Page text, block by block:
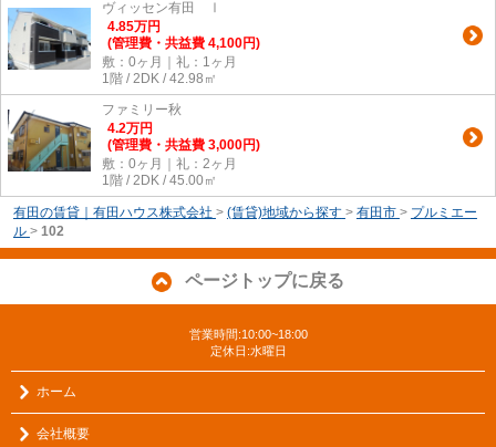
ヴィッセン有田 Ⅰ
4.85万円
(管理費・共益費 4,100円)
敷：0ヶ月｜礼：1ヶ月
1階 / 2DK / 42.98㎡
ファミリー秋
4.2万円
(管理費・共益費 3,000円)
敷：0ヶ月｜礼：2ヶ月
1階 / 2DK / 45.00㎡
有田の賃貸｜有田ハウス株式会社 > (賃貸)地域から探す > 有田市 > プルミエー
ル > 102
ページトップに戻る
営業時間:10:00~18:00
定休日:水曜日
ホーム
会社概要